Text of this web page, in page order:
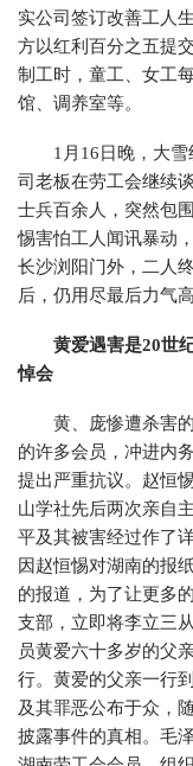
实公司签订改善工人
方以红利百分之五提
制工时，童工、女工
馆、调养室等。
1月16日晚，大
司老板在劳工会继续
士兵百余人，突然包
惕害怕工人闻讯暴动
长沙浏阳门外，二人
后，仍用尽最后力气
黄爱遇害是20世
悼会
黄、庞惨遭杀害
的许多会员，冲进内
提出严重抗议。赵恒
山学社先后两次亲自
平及其被害经过作了
因赵恒惕对湖南的报
的报道，为了让更多
支部，立即将李立三
员黄爱六十多岁的父
行。黄爱的父亲一行
及其罪恶公布于众，
披露事件的真相。毛